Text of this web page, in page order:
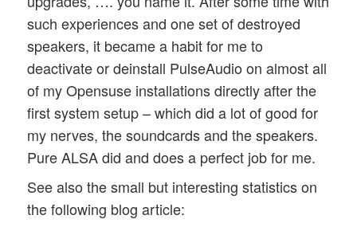
such experiences and one set of destroyed
speakers, it became a habit for me to
deactivate or deinstall PulseAudio on almost all
of my Opensuse installations directly after the
first system setup – which did a lot of good for
my nerves, the soundcards and the speakers.
Pure ALSA did and does a perfect job for me.
See also the small but interesting statistics on
the following blog article: